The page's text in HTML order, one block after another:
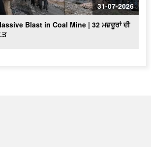
31-07-2026
Blast in Coal Mine | 32 ਮਜ਼ਦੂਰਾਂ ਦੀ